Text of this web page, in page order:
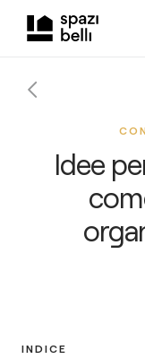
Idee
INDICE